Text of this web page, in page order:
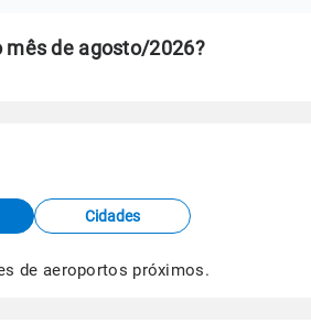
mês de agosto/2026?
Cidades
de aeroportos próximos.